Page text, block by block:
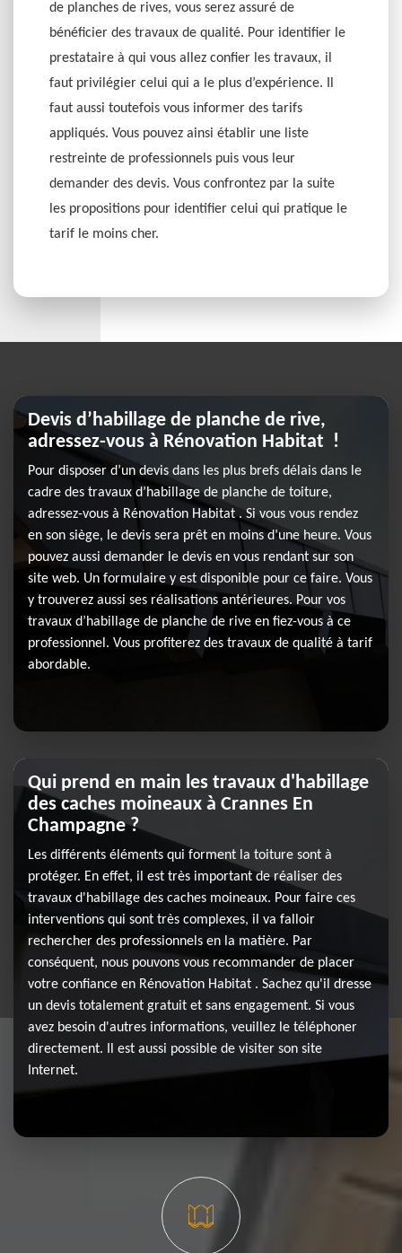
de planches de rives, vous serez assuré de
bénéficier des travaux de qualité. Pour identifier le
prestataire à qui vous allez confier les travaux, il
faut privilégier celui qui a le plus d’expérience. Il
faut aussi toutefois vous informer des tarifs
appliqués. Vous pouvez ainsi établir une liste
restreinte de professionnels puis vous leur
demander des devis. Vous confrontez par la suite
les propositions pour identifier celui qui pratique le
tarif le moins cher.
Devis d’habillage de planche de rive,
adressez-vous à Rénovation Habitat !
Pour disposer d’un devis dans les plus brefs délais dans le
cadre des travaux d’habillage de planche de toiture,
adressez-vous à Rénovation Habitat . Si vous vous rendez
en son siège, le devis sera prêt en moins d’une heure. Vous
pouvez aussi demander le devis en vous rendant sur son
site web. Un formulaire y est disponible pour ce faire. Vous
y trouverez aussi ses réalisations antérieures. Pour vos
travaux d’habillage de planche de rive en fiez-vous à ce
professionnel. Vous profiterez des travaux de qualité à tarif
abordable.
Qui prend en main les travaux d'habillage
des caches moineaux à Crannes En
Champagne ?
Les différents éléments qui forment la toiture sont à
protéger. En effet, il est très important de réaliser des
travaux d'habillage des caches moineaux. Pour faire ces
interventions qui sont très complexes, il va falloir
rechercher des professionnels en la matière. Par
conséquent, nous pouvons vous recommander de placer
votre confiance en Rénovation Habitat . Sachez qu'il dresse
un devis totalement gratuit et sans engagement. Si vous
avez besoin d'autres informations, veuillez le téléphoner
directement. Il est aussi possible de visiter son site
Internet.